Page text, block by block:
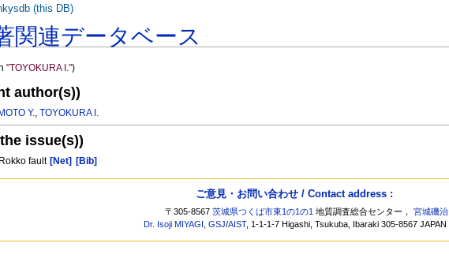
関連データベース
"TOYOKURA I.")
author(s))
Y.,TOYOKURA I.
issue(s))
fault [Net] [Bib]
(this DB)
ご意見・お問い合わせ / Contact address :
〒305-8567茨城県つくば市東1の1の1 地質調査総合センター，宮城磯治
Dr. Isoji MIYAGI ,GSJ/AIST, 1-1-1-7 Higashi, Tsukuba, Ibaraki 305-8567 JAPAN